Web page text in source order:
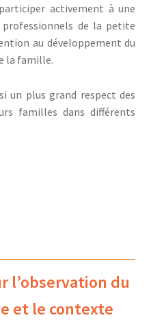
activement à une
de la petite
au développement du
la famille.
un plus grand respect des
familles dans différents
l’observation du
et le contexte